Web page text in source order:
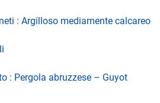
: Argilloso mediamente calcareo
: Pergola abruzzese – Guyot